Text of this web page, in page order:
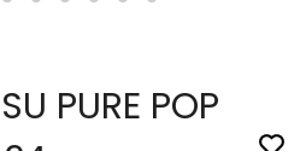
PURE POP